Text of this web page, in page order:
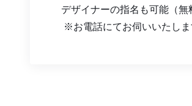
デザイナーの指名も可能（無
※お電話にてお伺いいたしま